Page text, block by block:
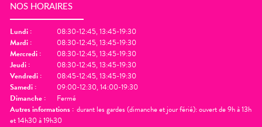
NOS HORAIRES
Lundi :
08:30-12:45, 13:45-19:30
Mardi :
08:30-12:45, 13:45-19:30
Mercredi :
08:30-12:45, 13:45-19:30
Jeudi :
08:30-12:45, 13:45-19:30
Vendredi :
08:45-12:45, 13:45-19:30
Samedi :
09:00-12:30, 14:00-19:30
Dimanche :
Fermé
Autres informations : durant les gardes (dimanche et jour férié): ouvert de 9h à 13h
et 14h30 à 19h30